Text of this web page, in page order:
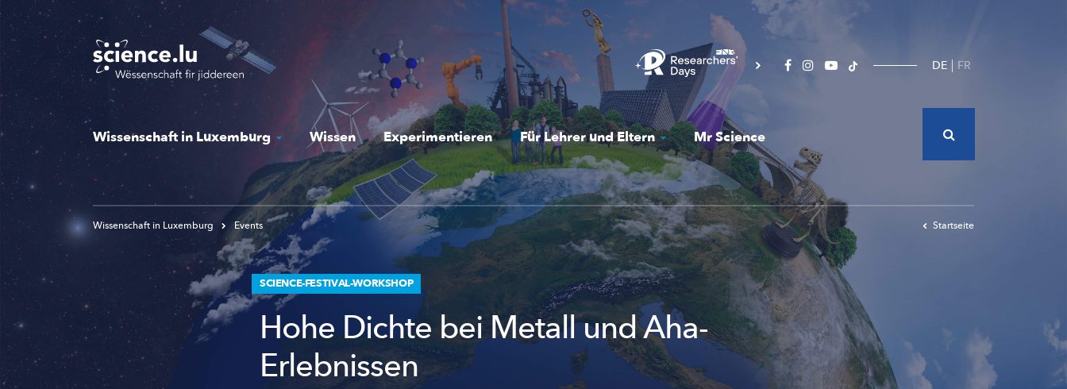
Skip
to
main
content
DE FR
Wissenschaft in Luxemburg Wissen Experimentieren Für Lehrer und Eltern Mr Science
Wissenschaft in Luxemburg Events Startseite
SCIENCE-FESTIVAL-WORKSHOP
Hohe Dichte bei Metall und Aha-
Erlebnissen